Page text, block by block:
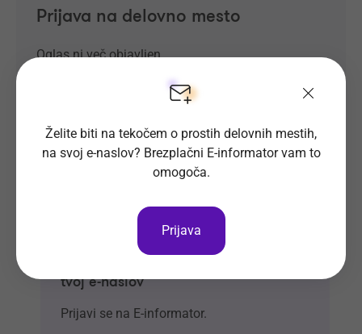
Prijava na delovno mesto
Oglas ni več objavljen.
Prosta delovna mesta direktno na
tvoj e-naslov
Prijavi se na E-informator.
Želite biti na tekočem o prostih delovnih mestih,
na svoj e-naslov? Brezplačni E-informator vam to
omogoča.
Prijava